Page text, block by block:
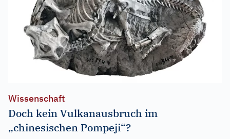
Wissenschaft
Doch kein Vulkanausbruch im
„chinesischen Pompeji“?